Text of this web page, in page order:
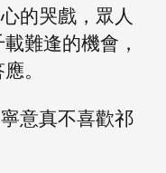
的哭戲，眾人
難逢的機會，
。
意真不喜歡祁